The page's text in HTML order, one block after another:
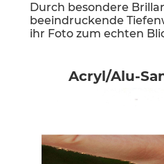
Durch besondere
beeindruckende
ihr Foto zum echten
Acryl/Alu-